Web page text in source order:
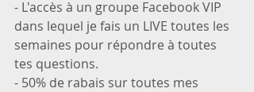
- L'accès à un groupe Facebook VIP
dans lequel je fais un LIVE toutes les
semaines pour répondre à toutes
tes questions.
- 50% de rabais sur toutes mes